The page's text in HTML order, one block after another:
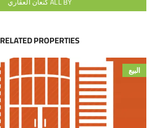
RELATED PROPERTIES
البيع